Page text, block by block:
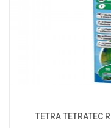
TETRA TETRATEC